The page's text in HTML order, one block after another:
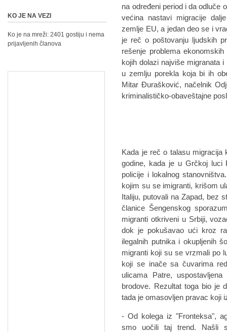
na određeni period i da odluče
većina nastavi migracije
zemlje EU, a jedan deo se i
je reč o poštovanju ljudskih
rešenje problema
kojih dolazi najviše migranata
u zemlju porekla koja bi ih
Mitar Đurašković, načelnik
kriminalističko-obaveštajne
Kada je reč o talasu migracija
godine, kada je u Grčkoj luci
policije i lokalnog
kojim su se imigranti, krišom
Italiju, putovali na Zapad, bez
članice Šengenskog
migranti otkriveni u Srbiji,
dok je pokušavao ući kroz
ilegalnih putnika i okupljenih
migranti koji su se vrzmali po
koji se inače sa čuvarima
ulicama Patre,
brodove. Rezultat toga bio je
tada je omasovljen pravac koji
- Od kolega iz "Fronteksa",
smo uočili taj trend. Našli
KO JE NA VEZI
Ko je na mreži: 2401 gostiju i nema
prijavljenih članova